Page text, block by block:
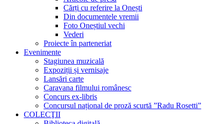
Cărți cu referire la Onești
Din documentele vremii
Foto Oneștiul vechi
Vederi
Proiecte în parteneriat
Evenimente
Stagiunea muzicală
Expoziții și vernisaje
Lansări carte
Caravana filmului românesc
Concurs ex-libris
Concursul național de proză scurtă ”Radu Rosetti”
COLECŢII